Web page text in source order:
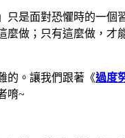
是面對恐懼時的一
做；只有這麼做，
的。讓我們跟著《過度
唷~